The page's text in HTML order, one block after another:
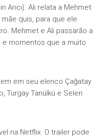
Arıcı). Ali relata a Mehmet
quis, para que ele
Mehmet e Ali passarão a
e momentos que a muito
em seu elenco Çağatay
Turgay Tanülkü e Selen
na Netflix. O trailer pode